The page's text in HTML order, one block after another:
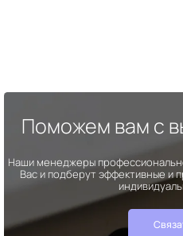
Поможем вам с
Наши менеджеры
Вас и подберут эффективные и